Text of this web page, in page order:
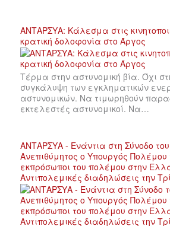
ΑΝΤΑΡΣΥΑ: Κάλεσμα στις
κρατική δολοφονία στο Άργος
Τέρμα στην αστυνομική βία. Όχι
συγκάλυψη των εγκληματικών
αστυνομικών. Να τιμωρηθούν
εκτελεστές αστυνομικοί. Να…
ΑΝΤΑΡΣΥΑ - Ενάντια στη Σύνοδο
Ανεπιθύμητος ο Υπουργός Πολέμου
εκπρόσωποι του πολέμου στην
Αντιπολεμικές διαδηλώσεις την